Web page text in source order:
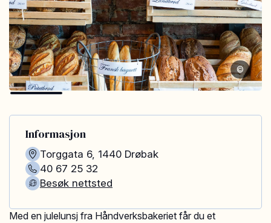
©
Med en julelunsj fra Håndverksbakeriet får du et
Informasjon
Torggata 6, 1440 Drøbak
40 67 25 32
Besøk nettsted